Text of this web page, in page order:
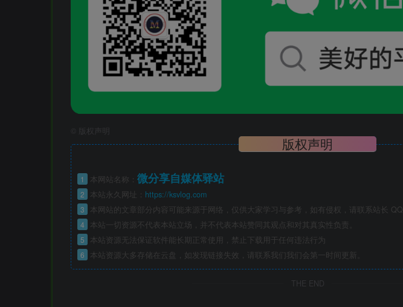
版权声明
版权声明
1 本网站名称： 微分享自媒体驿站
2 本站永久网址： https://ksvlog.com
3 本网站的文章部分内容可能来源于网络，仅供大家学习与参考，如有侵权，请联系站长 QQ
4 本站一切资源不代表本站立场，并不代表本站赞同其观点和对其真实性负责。
5 本站资源无法保证软件能长期正常使用，禁止下载用于任何违法行为
6 本站资源大多存储在云盘，如发现链接失效，请联系我们我们会第一时间更新。
THE END